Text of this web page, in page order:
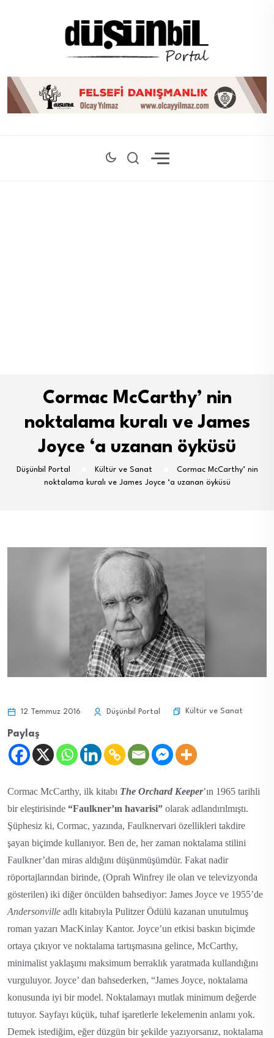
Cormac McCarthy’ nin
noktalama kuralı ve James
Joyce ‘a uzanan öyküsü
Düşünbil Portal Kültür ve Sanat
Cormac McCarthy’ nin
noktalama kuralı ve James Joyce ‘a uzanan öyküsü
12 Temmuz 2016 Düşünbil Portal Kültür ve Sanat
Paylaş
Cormac McCarthy, ilk kitabı The Orchard Keeper’ın 1965 tarihli
bir eleştirisinde “Faulkner’ın havarisi” olarak adlandırılmıştı.
Şüphesiz ki, Cormac, yazında, Faulknervari özellikleri takdire
şayan biçimde kullanıyor. Ben de, her zaman noktalama stilini
Faulkner’dan miras aldığını düşünmüşümdür. Fakat nadir
röportajlarından birinde, (Oprah Winfrey ile olan ve televizyonda
gösterilen) iki diğer öncülden bahsediyor: James Joyce ve 1955’de
Andersonville adlı kitabıyla Pulitzer Ödülü kazanan unutulmuş
roman yazarı MacKinlay Kantor. Joyce’un etkisi baskın biçimde
ortaya çıkıyor ve noktalama tartışmasına gelince, McCarthy,
minimalist yaklaşımı maksimum berraklık yaratmada kullandığını
vurguluyor. Joyce’ dan bahsederken, “James Joyce, noktalama
konusunda iyi bir model. Noktalamayı mutlak minimum değerde
tutuyor. Sayfayı küçük, tuhaf işaretlerle lekelemenin anlamı yok.
Demek istediğim, eğer düzgün bir şekilde yazıyorsanız, noktalama